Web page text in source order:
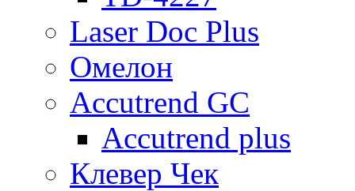
Laser Doc Plus
Омелон
Accutrend GC
Accutrend plus
Клевер Чек